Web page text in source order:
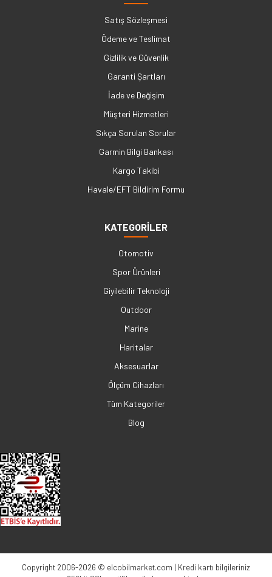
Satış Sözleşmesi
Ödeme ve Teslimat
Gizlilik ve Güvenlik
Garanti Şartları
İade ve Değişim
Müşteri Hizmetleri
Sıkça Sorulan Sorular
Garmin Bilgi Bankası
Kargo Takibi
Havale/EFT Bildirim Formu
KATEGORİLER
Otomotiv
Spor Ürünleri
Giyilebilir Teknoloji
Outdoor
Marine
Haritalar
Aksesuarlar
Ölçüm Cihazları
Tüm Kategoriler
Blog
Copyright 2006-2026 © elcobilmarket.com | Kredi kartı bilgileriniz